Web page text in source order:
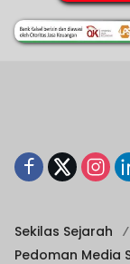
Sekilas Sejarah
Pedoman Media